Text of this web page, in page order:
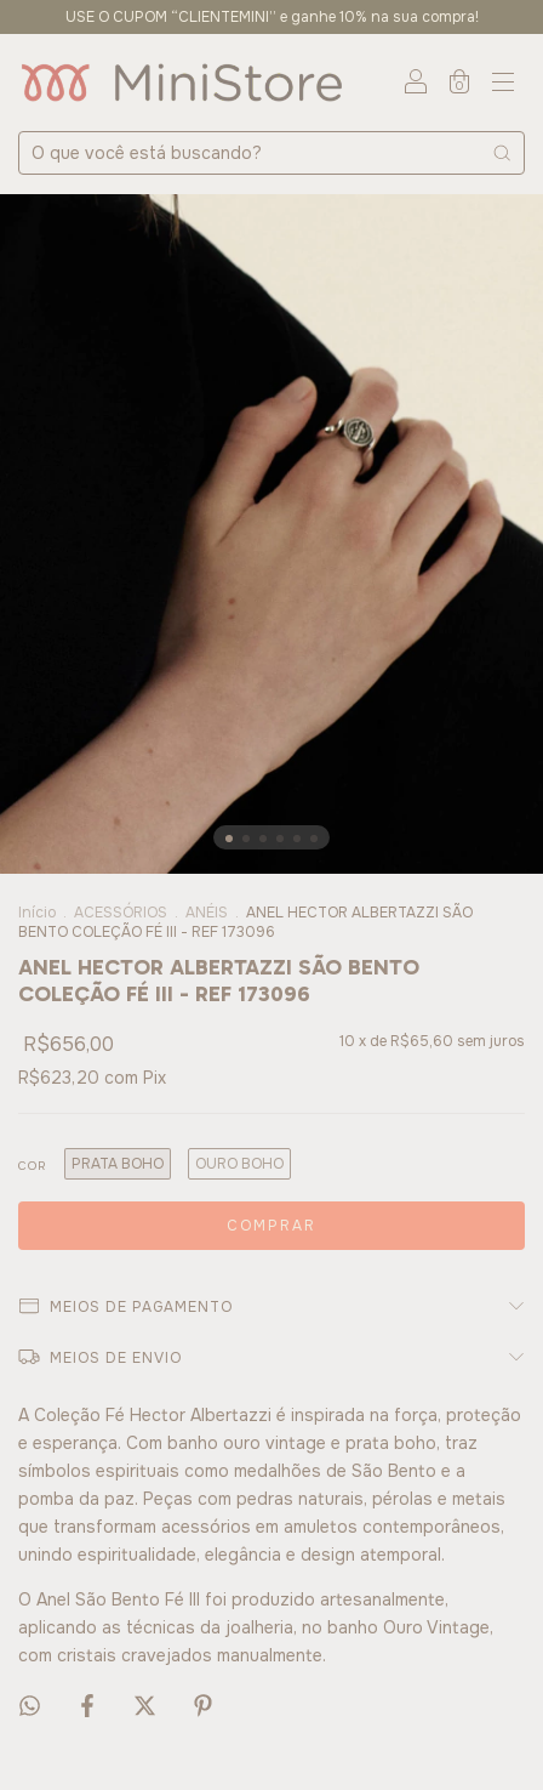
USE O CUPOM “CLIENTEMINI” e ganhe 10% na sua compra!
0
Início . ACESSÓRIOS . ANÉIS . ANEL HECTOR ALBERTAZZI SÃO
BENTO COLEÇÃO FÉ III - REF 173096
ANEL HECTOR ALBERTAZZI SÃO BENTO
COLEÇÃO FÉ III - REF 173096
R$656,00 10 x de R$65,60 sem juros
R$623,20 com Pix
COR PRATA BOHO OURO BOHO
MEIOS DE PAGAMENTO
MEIOS DE ENVIO
A Coleção Fé Hector Albertazzi é inspirada na força, proteção
e esperança. Com banho ouro vintage e prata boho, traz
símbolos espirituais como medalhões de São Bento e a
pomba da paz. Peças com pedras naturais, pérolas e metais
que transformam acessórios em amuletos contemporâneos,
unindo espiritualidade, elegância e design atemporal.
O Anel São Bento Fé III foi produzido artesanalmente,
aplicando as técnicas da joalheria, no banho Ouro Vintage,
com cristais cravejados manualmente.